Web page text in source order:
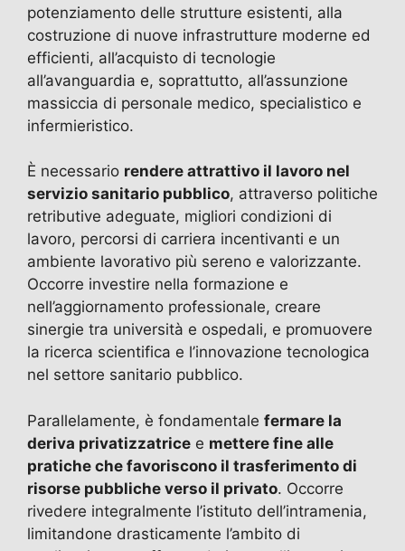
potenziamento delle strutture esistenti, alla
costruzione di nuove infrastrutture moderne ed
efficienti, all’acquisto di tecnologie
all’avanguardia e, soprattutto, all’assunzione
massiccia di personale medico, specialistico e
infermieristico.
È necessario rendere attrattivo il lavoro nel
servizio sanitario pubblico, attraverso politiche
retributive adeguate, migliori condizioni di
lavoro, percorsi di carriera incentivanti e un
ambiente lavorativo più sereno e valorizzante.
Occorre investire nella formazione e
nell’aggiornamento professionale, creare
sinergie tra università e ospedali, e promuovere
la ricerca scientifica e l’innovazione tecnologica
nel settore sanitario pubblico.
Parallelamente, è fondamentale fermare la
deriva privatizzatrice e mettere fine alle
pratiche che favoriscono il trasferimento di
risorse pubbliche verso il privato. Occorre
rivedere integralmente l’istituto dell’intramenia,
limitandone drasticamente l’ambito di